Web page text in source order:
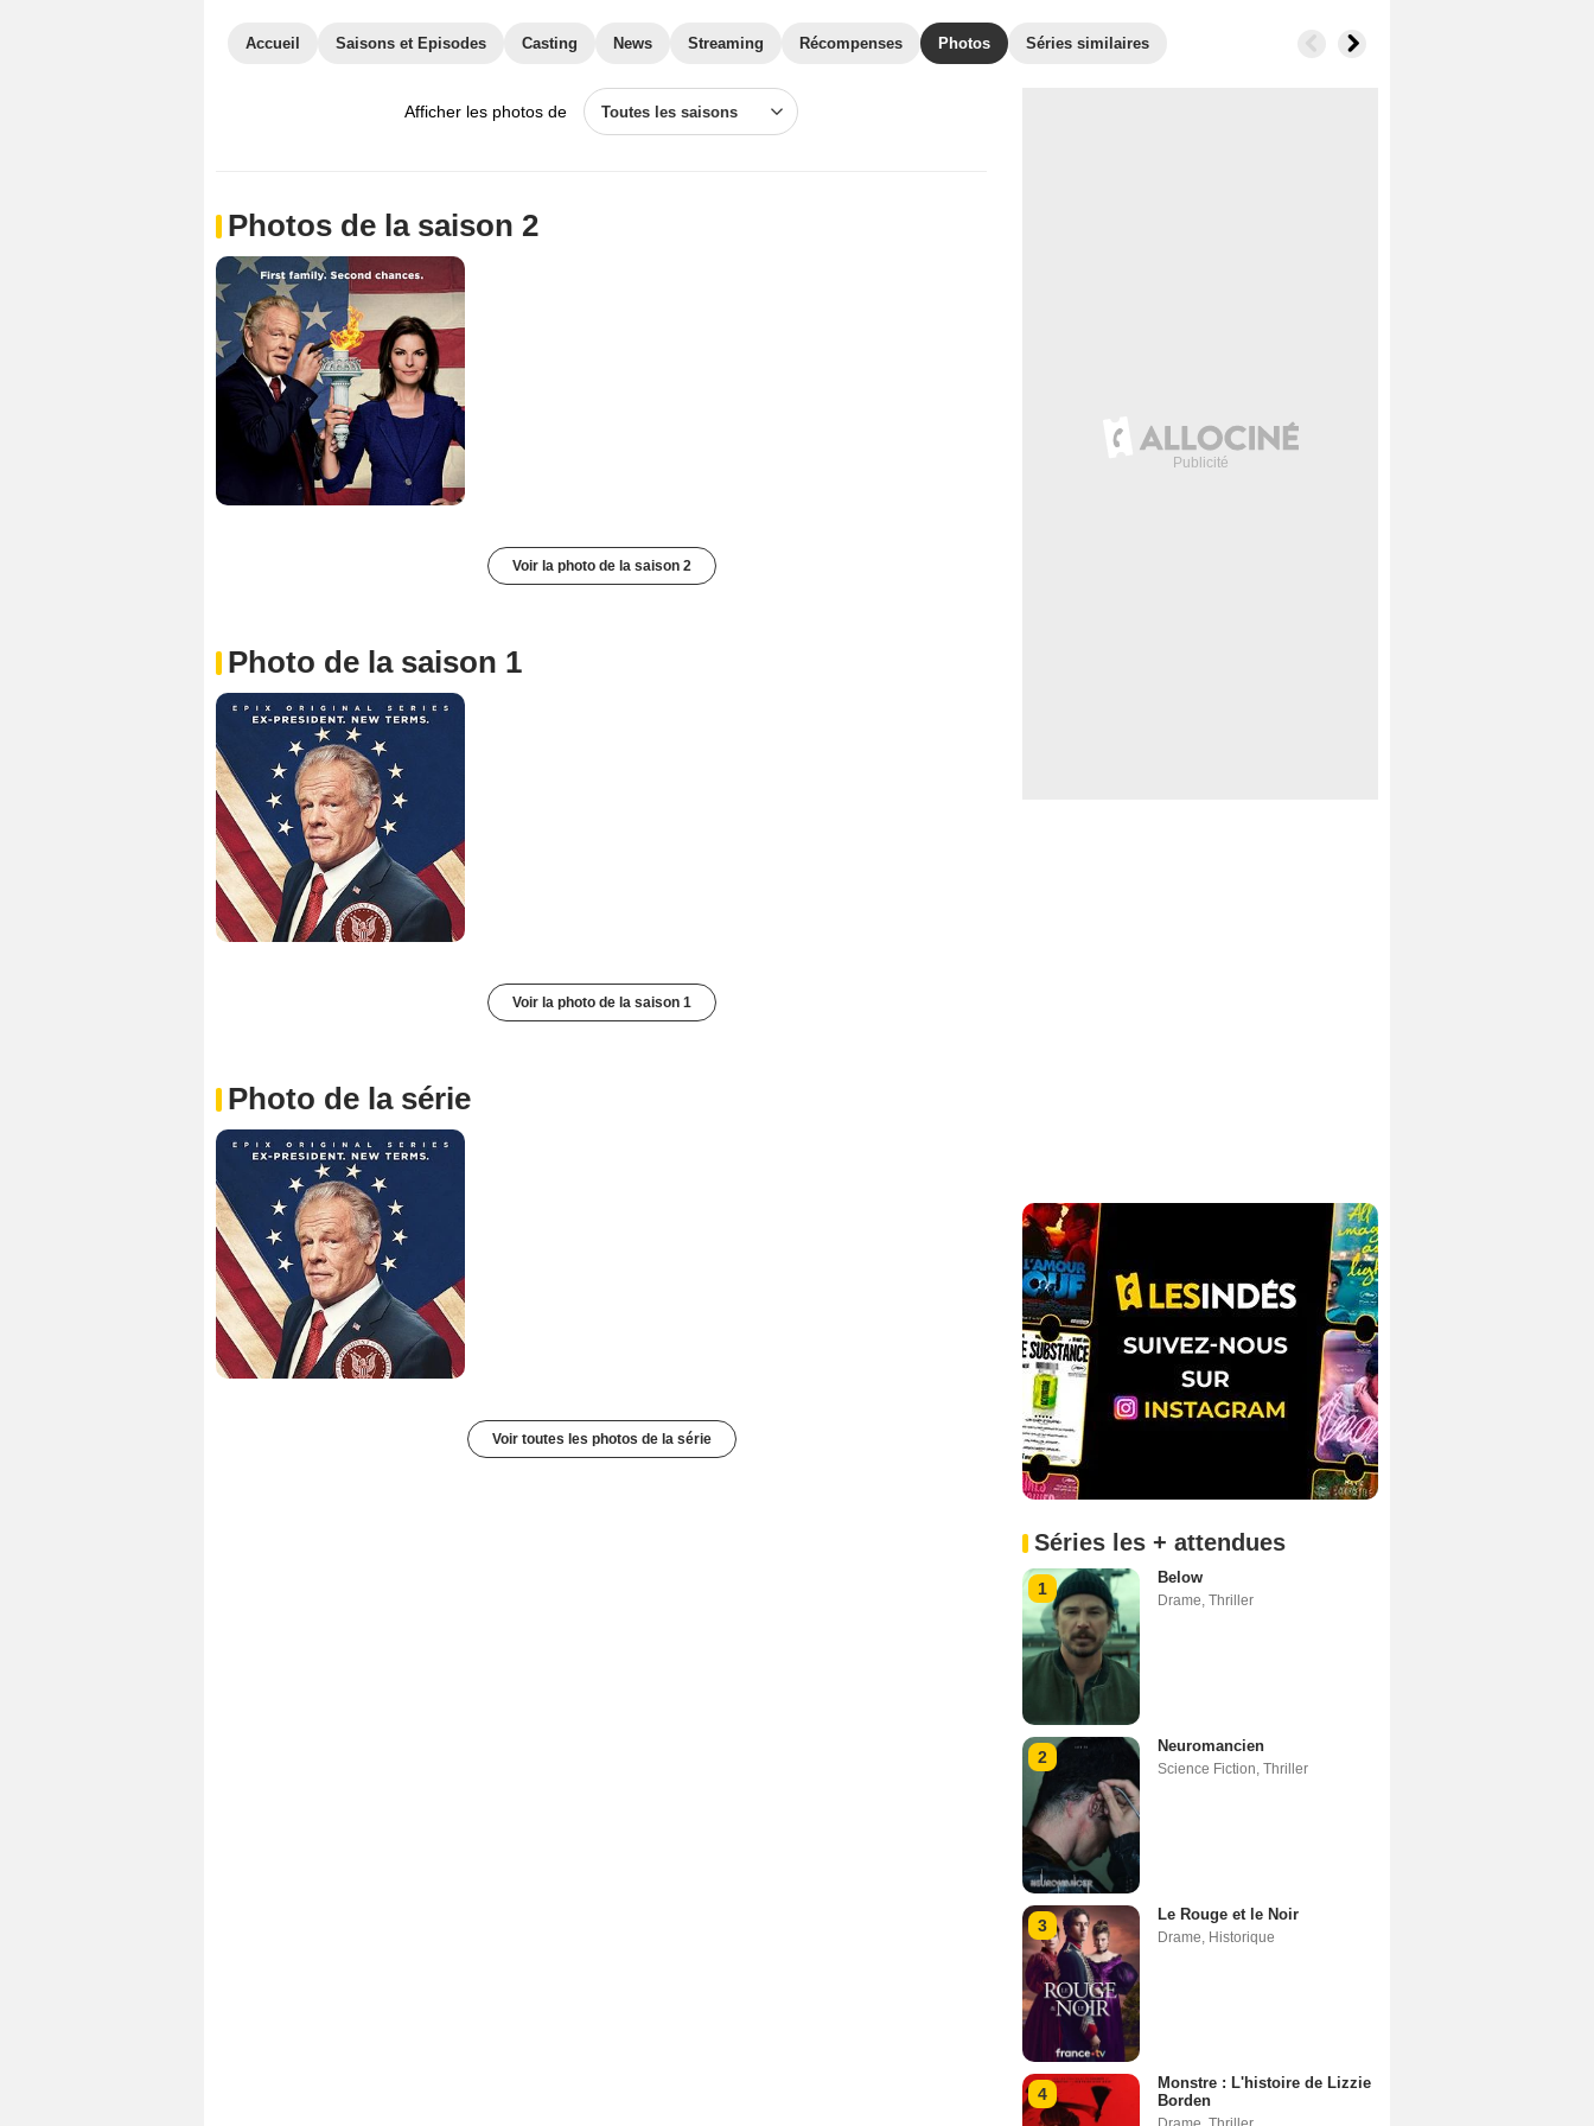
Accueil Saisons et Episodes Casting News Streaming Récompenses Photos Séries similaires
Afficher les photos de Toutes les saisons
Photos de la saison 2
Voir la photo de la saison 2
Photo de la saison 1
Voir la photo de la saison 1
Photo de la série
Voir toutes les photos de la série
Séries les + attendues
1
Below
Drame, Thriller
2
Neuromancien
Science Fiction, Thriller
3
Le Rouge et le Noir
Drame, Historique
4
Monstre : L'histoire de Lizzie
Borden